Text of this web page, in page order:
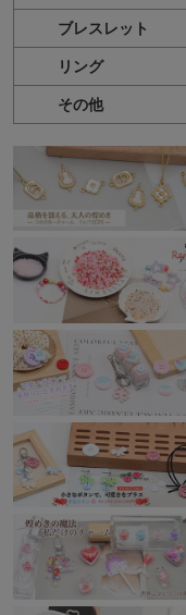
ブレスレット
リング
その他